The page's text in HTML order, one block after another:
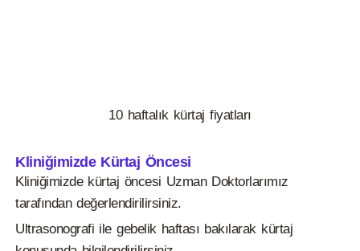
10 haftalık kürtaj fiyatları
Kliniğimizde Kürtaj Öncesi
Kliniğimizde kürtaj öncesi Uzman Doktorlarımız
tarafından değerlendirilirsiniz.
Ultrasonografi ile gebelik haftası bakılarak kürtaj